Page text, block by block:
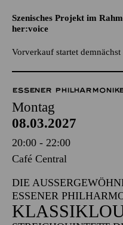
SUSANNA,
UGLY
Szenisches Projekt im
Vorverkauf startet demnächst
ESSENER
Montag
08.03.2027
20:00 - 22:00
Café Central
DIE